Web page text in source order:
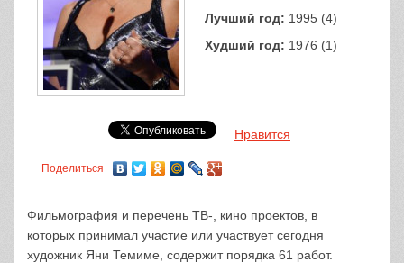
Лучший год: 1995 (4)
Худший год: 1976 (1)
Нравится
Поделиться
Фильмография и перечень ТВ-, кино проектов, в
которых принимал участие или участвует сегодня
художник Яни Темиме, содержит порядка 61 работ.